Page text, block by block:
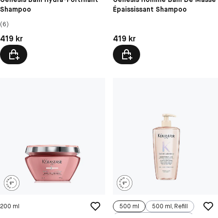
Shampoo
(6)
Pris: 419 kr
419 kr
Épaississant Shampoo
Pris: 419 kr
419 kr
200 ml 500 ml
500 ml, Refill